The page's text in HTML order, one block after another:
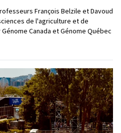
François Belzile et Davoud
de l'agriculture et de
Canada et Génome Québec